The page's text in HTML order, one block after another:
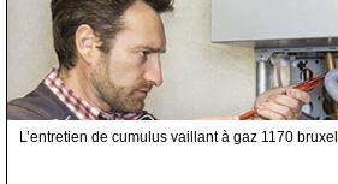
L’entretien de cumulus vaillant à gaz 1170